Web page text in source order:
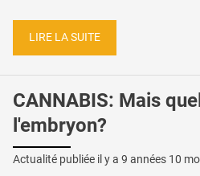
LIRE LA SUITE
CANNABIS: Mais
l'embryon?
Actualité publiée il y a 9 années 10